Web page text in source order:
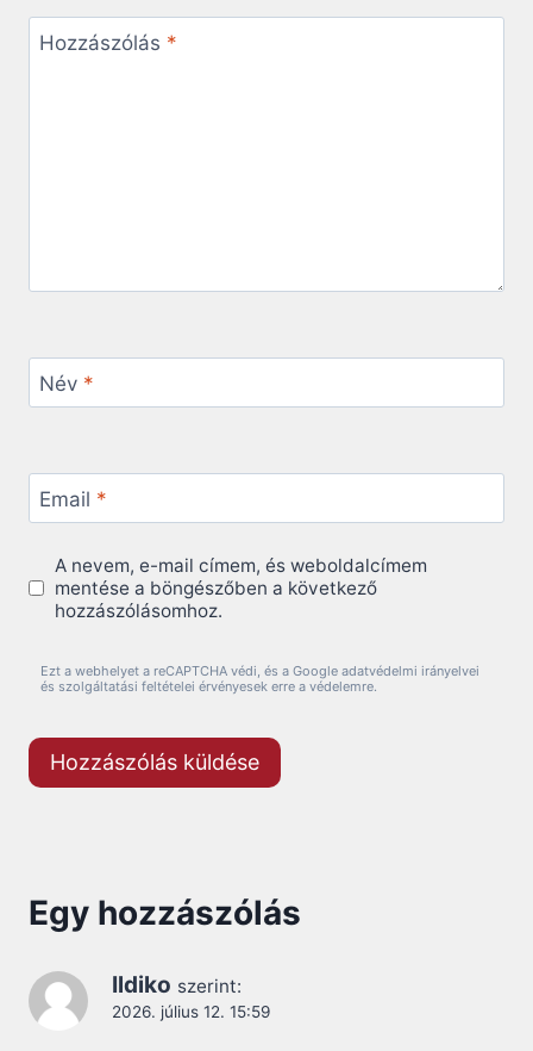
Hozzászólás *
Név *
Email *
A nevem, e-mail címem, és weboldalcímem
mentése a böngészőben a következő
hozzászólásomhoz.
Ezt a webhelyet a reCAPTCHA védi, és a Google adatvédelmi irányelvei
és szolgáltatási feltételei érvényesek erre a védelemre.
Egy hozzászólás
Ildiko szerint:
2026. július 12. 15:59